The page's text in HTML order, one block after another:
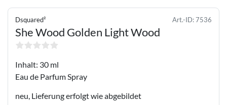
Dsquared² Art.-ID:7536
She Wood Golden Light Wood
Inhalt: 30 ml
Eau de Parfum Spray
neu, Lieferung erfolgt wie abgebildet